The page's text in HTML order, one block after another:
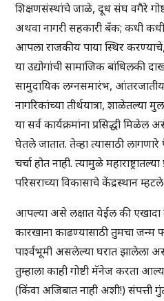
शिक्षणसंस्थांचे जाळे, दूध संघ वगैरे
अथवा नागरी सहकारी बँक; कधी
आपला राजकीय पाया स्थिर करण्याचे,
या उद्योगांची सामाजिक बांधिलकी
सामुदायिक लग्नसमारंभ, आंतरजातीय
नागरिकांच्या तीर्थयात्रा,
या सर्व कार्यक्रमांना प्रसिद्धी
घेतले जातात. तेव्हा त्यासाठी
चर्चा होत नाही. त्यामुळे
परिसराच्या विकासाचे केंद्रस्थान
आपल्या असे लक्षात येईल की एखादा
कारखाना काढण्यासाठी तुमचा जन्म
पार्श्वभूमी असलेल्या घरात झालेला
तुम्हाला काही गोष्टी मॅनेज करता
(किंवा अजिबात नाही अशी!) संपत्ती